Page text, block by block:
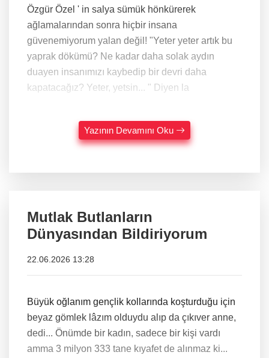
Özgür Özel ' in salya sümük hönkürerek
ağlamalarından sonra hiçbir insana
güvenemiyorum yalan değil! "Yeter yeter artık bu
yaprak dökümü? Ne kadar daha solak aydın
duayen insanımızı kaybedip bir devri daha
kapatacağız? Yeter, yetsin... " Diyen la
Yazının Devamını Oku
Mutlak Butlanların
Dünyasından Bildiriyorum
22.06.2026 13:28
Büyük oğlanım gençlik kollarında koşturduğu için
beyaz gömlek lâzım olduydu alıp da çıkıver anne,
dedi... Önümde bir kadın, sadece bir kişi vardı
amma 3 milyon 333 tane kıyafet de alınmaz ki...